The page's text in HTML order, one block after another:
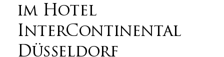
im Hotel
InterContinental
Düsseldorf